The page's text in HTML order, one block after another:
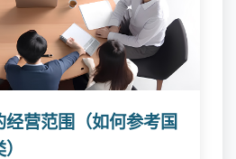
营范围（如何参考国